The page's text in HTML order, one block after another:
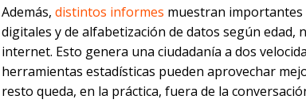
Además, distintos informes muestran importantes
digitales y de alfabetización de datos según edad,
internet. Esto genera una ciudadanía a dos
herramientas estadísticas pueden aprovechar
resto queda, en la práctica, fuera de la